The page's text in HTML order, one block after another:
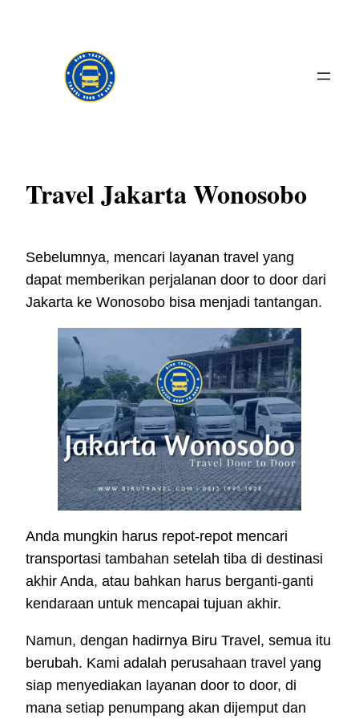
Travel Jakarta Wonosobo
Sebelumnya, mencari layanan travel yang
dapat memberikan perjalanan door to door dari
Jakarta ke Wonosobo bisa menjadi tantangan.
Anda mungkin harus repot-repot mencari
transportasi tambahan setelah tiba di destinasi
akhir Anda, atau bahkan harus berganti-ganti
kendaraan untuk mencapai tujuan akhir.
Namun, dengan hadirnya Biru Travel, semua itu
berubah. Kami adalah perusahaan travel yang
siap menyediakan layanan door to door, di
mana setiap penumpang akan dijemput dan